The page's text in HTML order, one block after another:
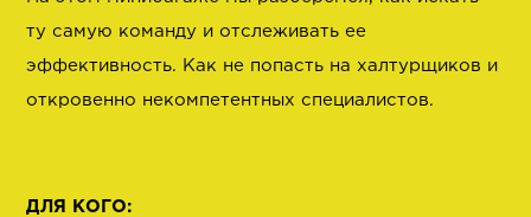
ту самую команду и отслеживать ее
эффективность. Как не попасть на халтурщиков и
откровенно некомпетентных специалистов.
ДЛЯ КОГО: